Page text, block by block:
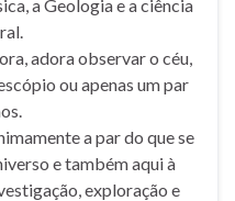
a Geologia e a ciência
adora observar o céu,
ou apenas um par
a par do que se
e também aqui à
exploração e